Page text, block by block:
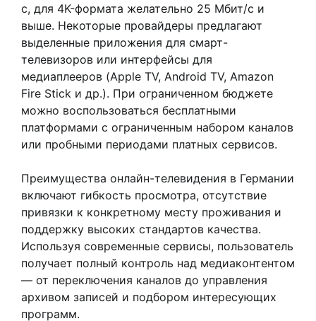
с, для 4K-формата желательно 25 Мбит/с и
выше. Некоторые провайдеры предлагают
выделенные приложения для смарт-
телевизоров или интерфейсы для
медиаплееров (Apple TV, Android TV, Amazon
Fire Stick и др.). При ограниченном бюджете
можно воспользоваться бесплатными
платформами с ограниченным набором каналов
или пробными периодами платных сервисов.
Преимущества онлайн-телевидения в Германии
включают гибкость просмотра, отсутствие
привязки к конкретному месту проживания и
поддержку высоких стандартов качества.
Используя современные сервисы, пользователь
получает полный контроль над медиаконтентом
— от переключения каналов до управления
архивом записей и подбором интересующих
программ.